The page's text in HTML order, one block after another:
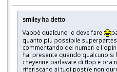
smiley ha detto
Vabbè qualcuno lo deve fare
quanto più possibile
commentando dei numeri e
hai presente quando qualcuno
cheyenne parlavate di flop e ora
riferiscano ai tuoi post (e non